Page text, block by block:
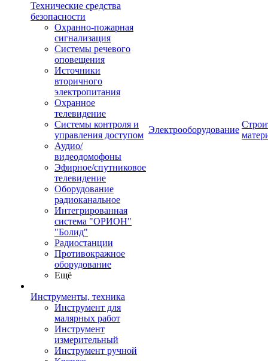
Технические средства
безопасности
Охранно-пожарная
сигнализация
Системы речевого
оповещения
Источники
вторичного
электропитания
Охранное
телевидение
Системы контроля и
управления доступом
Аудио/
видеодомофоны
Эфирное/спутниковое
телевидение
Оборудование
радиоканальное
Интегрированная
система "ОРИОН"
"Болид"
Радиостанции
Противокражное
оборудование
Ещё
Инструменты, техника
Инструмент для
малярных работ
Инструмент
измерительный
Инструмент ручной
Электрооборудование